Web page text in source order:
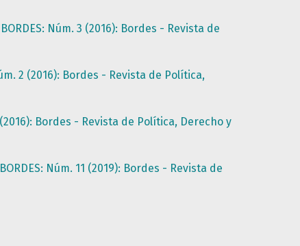
BORDES: Núm. 3 (2016): Bordes - Revista de
2 (2016): Bordes - Revista de Política,
(2016): Bordes - Revista de Política, Derecho y
BORDES: Núm. 11 (2019): Bordes - Revista de